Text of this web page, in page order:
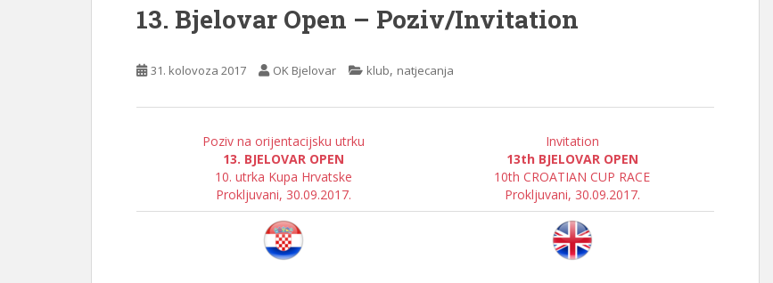
13. Bjelovar Open – Poziv/Invitation
31. kolovoza 2017 OK Bjelovar klub, natjecanja
Poziv na orijentacijsku utrku
13. BJELOVAR OPEN
10. utrka Kupa Hrvatske
Prokljuvani, 30.09.2017.
Invitation
13th BJELOVAR OPEN
10th CROATIAN CUP RACE
Prokljuvani, 30.09.2017.